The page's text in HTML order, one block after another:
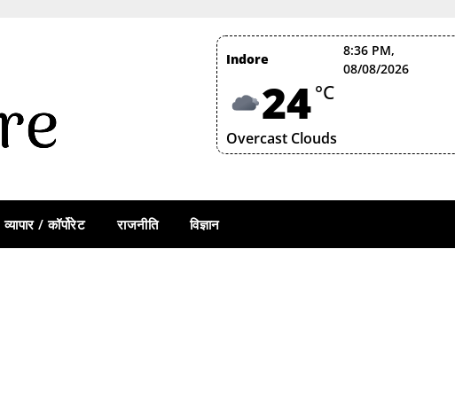
Indore
8:36 PM,
08/08/2026
24°C
Overcast Clouds
व्यापार / कॉर्पोरेट राजनीति विज्ञान